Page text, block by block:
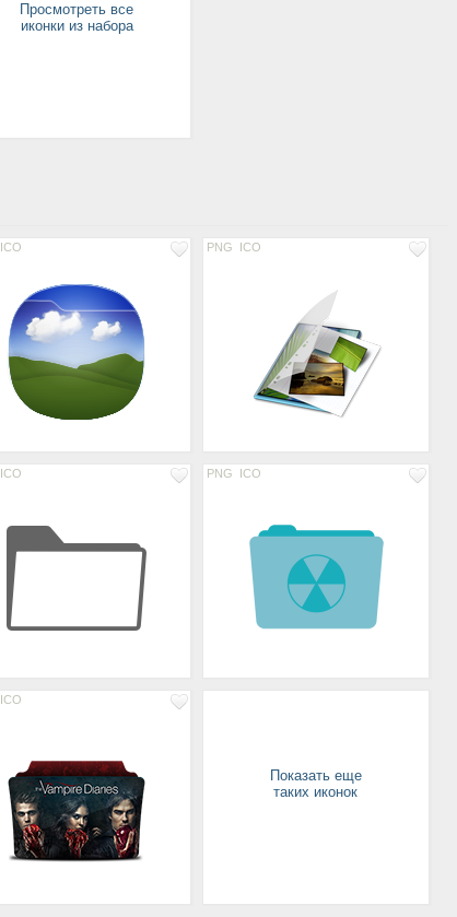
Просмотреть все
иконки из набора
ICO PNG ICO
ICO PNG ICO
ICO
Показать еще
таких иконок